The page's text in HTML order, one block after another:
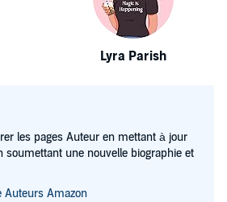
Lyra Parish
les pages Auteur en mettant à jour
soumettant une nouvelle biographie et
Auteurs Amazon